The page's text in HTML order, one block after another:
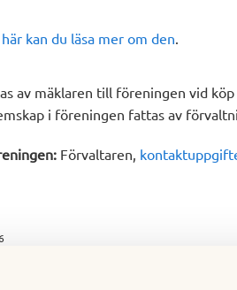
här kan du läsa mer om den
av mäklaren till föreningen vid
i föreningen fattas av
Förvaltaren,